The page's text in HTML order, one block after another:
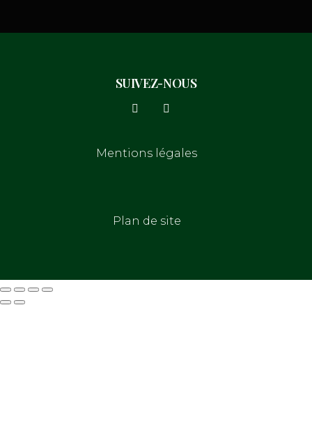
SUIVEZ-NOUS
Mentions légales
Plan de site